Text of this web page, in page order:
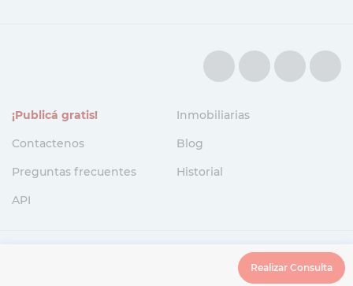
Realizar Consulta
¡Publicá gratis!
Inmobiliarias
Contactenos
Blog
Preguntas frecuentes
Historial
API
© Copyright 2026. Spothia. Todos los derechos reservados..